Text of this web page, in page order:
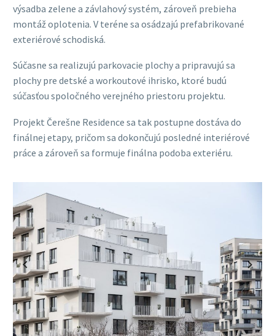
výsadba zelene a závlahový systém, zároveň prebieha
montáž oplotenia. V teréne sa osádzajú prefabrikované
exteriérové schodiská.
Súčasne sa realizujú parkovacie plochy a pripravujú sa
plochy pre detské a workoutové ihrisko, ktoré budú
súčasťou spoločného verejného priestoru projektu.
Projekt Čerešne Residence sa tak postupne dostáva do
finálnej etapy, pričom sa dokončujú posledné interiérové
práce a zároveň sa formuje finálna podoba exteriéru.
Previous Next